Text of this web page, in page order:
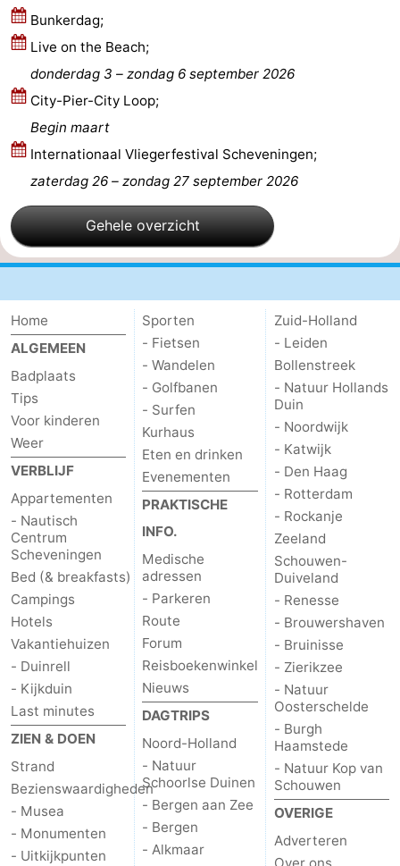
Zee
Alkmaar
-
Egmond
aan
Zee
-
Noordhollands
duinreservaat
-
Wijk
aan
Zee
Natuur
Zuid-
Kennermerland
Amsterdam
-
Haarlem
-
Holland
-
Leiden
Bollenstreek
-
Natuur
Hollands
Duin
-
Noordwijk
-
Katwijk
-
Den
Haag
-
Rotterdam
-
Rockanje
Zeeland
Schouwen-
Duiveland
-
Renesse
-
Brouwershaven
-
Bruinisse
-
Bunkerdag;
Live on the Beach;
donderdag 3 –
zondag 6 september 2026
City-Pier-City Loop;
Begin maart
Internationaal Vliegerfestival Scheveningen;
zaterdag 26 – zondag 27 september 2026
Gehele overzicht
Home
ALGEMEEN
Badplaats
Tips
Voor kinderen
Weer
VERBLIJF
Appartementen
- Nautisch
Centrum
Scheveningen
Bed (& breakfasts)
Campings
Hotels
Vakantiehuizen
- Duinrell
- Kijkduin
Last minutes
ZIEN & DOEN
Strand
Bezienswaardigheden
- Musea
- Monumenten
- Uitkijkpunten
Sporten
- Fietsen
- Wandelen
- Golfbanen
- Surfen
Kurhaus
Eten en drinken
Evenementen
PRAKTISCHE
INFO.
Medische
adressen
- Parkeren
Route
Forum
Reisboekenwinkel
Nieuws
DAGTRIPS
Noord-Holland
- Natuur
Schoorlse Duinen
- Bergen aan Zee
- Bergen
- Alkmaar
Zuid-Holland
- Leiden
Bollenstreek
- Natuur Hollands
Duin
- Noordwijk
- Katwijk
- Den Haag
- Rotterdam
- Rockanje
Zeeland
Schouwen-
Duiveland
- Renesse
- Brouwershaven
- Bruinisse
- Zierikzee
- Natuur
Oosterschelde
- Burgh
Haamstede
- Natuur Kop van
Schouwen
OVERIGE
Adverteren